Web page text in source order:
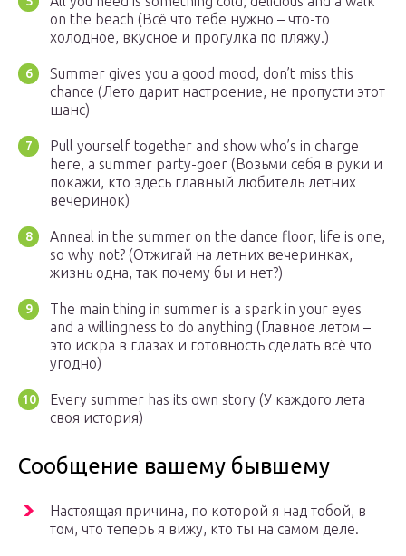
on the beach (Всё что тебе нужно – что-то
холодное, вкусное и прогулка по пляжу.)
Summer gives you a good mood, don’t miss this
chance (Лето дарит настроение, не пропусти этот
шанс)
Pull yourself together and show who’s in charge
here, a summer party-goer (Возьми себя в руки и
покажи, кто здесь главный любитель летних
вечеринок)
Anneal in the summer on the dance floor, life is one,
so why not? (Отжигай на летних вечеринках,
жизнь одна, так почему бы и нет?)
The main thing in summer is a spark in your eyes
and a willingness to do anything (Главное летом –
это искра в глазах и готовность сделать всё что
угодно)
Every summer has its own story (У каждого лета
своя история)
Сообщение вашему бывшему
Настоящая причина, по которой я над тобой, в
том, что теперь я вижу, кто ты на самом деле.